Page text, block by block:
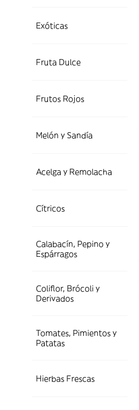
Exóticas
Fruta Dulce
Frutos Rojos
Melón y Sandía
Acelga y Remolacha
Cítricos
Calabacín, Pepino y
Espárragos
Coliflor, Brócoli y
Derivados
Tomates, Pimientos y
Patatas
Hierbas Frescas